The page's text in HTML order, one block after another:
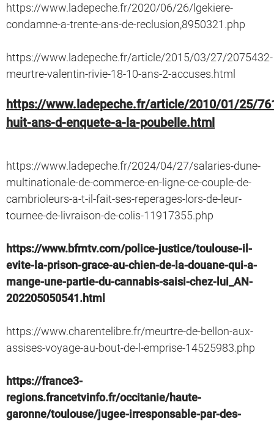
https://www.ladepeche.fr/2020/06/26/lgekiere-
condamne-a-trente-ans-de-reclusion,8950321.php
https://www.ladepeche.fr/article/2015/03/27/2075432-
meurtre-valentin-rivie-18-10-ans-2-accuses.html
https://www.ladepeche.fr/article/2010/01/25/
huit-ans-d-enquete-a-la-poubelle.html
https://www.ladepeche.fr/2024/04/27/salaries-dune-
multinationale-de-commerce-en-ligne-ce-couple-de-
cambrioleurs-a-t-il-fait-ses-reperages-lors-de-leur-
tournee-de-livraison-de-colis-11917355.php
https://www.bfmtv.com/police-justice/toulouse-il-
evite-la-prison-grace-au-chien-de-la-douane-qui-a-
mange-une-partie-du-cannabis-saisi-chez-lui_AN-
202205050541.html
https://www.charentelibre.fr/meurtre-de-bellon-aux-
assises-voyage-au-bout-de-l-emprise-14525983.php
https://france3-
regions.francetvinfo.fr/occitanie/haute-
garonne/toulouse/jugee-irresponsable-par-des-